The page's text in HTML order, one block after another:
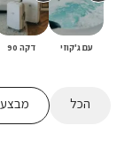
עם ג'קוזי דקה 90
הכל מבצע